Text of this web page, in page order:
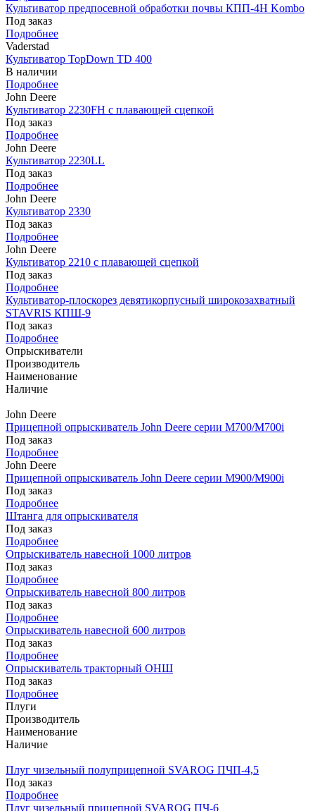
Культиватор предпосевной обработки почвы КПП-4Н Kombo
Под заказ
Подробнее
Vaderstad
Культиватор TopDown TD 400
В наличии
Подробнее
John Deere
Культиватор 2230FH с плавающей сцепкой
Под заказ
Подробнее
John Deere
Культиватор 2230LL
Под заказ
Подробнее
John Deere
Культиватор 2330
Под заказ
Подробнее
John Deere
Культиватор 2210 с плавающей сцепкой
Под заказ
Подробнее
Культиватор-плоскорез девятикорпусный широкозахватный
STAVRIS КПШ-9
Под заказ
Подробнее
Опрыскиватели
Производитель
Наименование
Наличие
John Deere
Прицепной опрыскиватель John Deere серии M700/M700i
Под заказ
Подробнее
John Deere
Прицепной опрыскиватель John Deere серии M900/M900i
Под заказ
Подробнее
Штанга для опрыскивателя
Под заказ
Подробнее
Опрыскиватель навесной 1000 литров
Под заказ
Подробнее
Опрыскиватель навесной 800 литров
Под заказ
Подробнее
Опрыскиватель навесной 600 литров
Под заказ
Подробнее
Опрыскиватель тракторный ОНШ
Под заказ
Подробнее
Плуги
Производитель
Наименование
Наличие
Плуг чизельный полуприцепной SVAROG ПЧП-4,5
Под заказ
Подробнее
Плуг чизельный прицепной SVAROG ПЧ-6